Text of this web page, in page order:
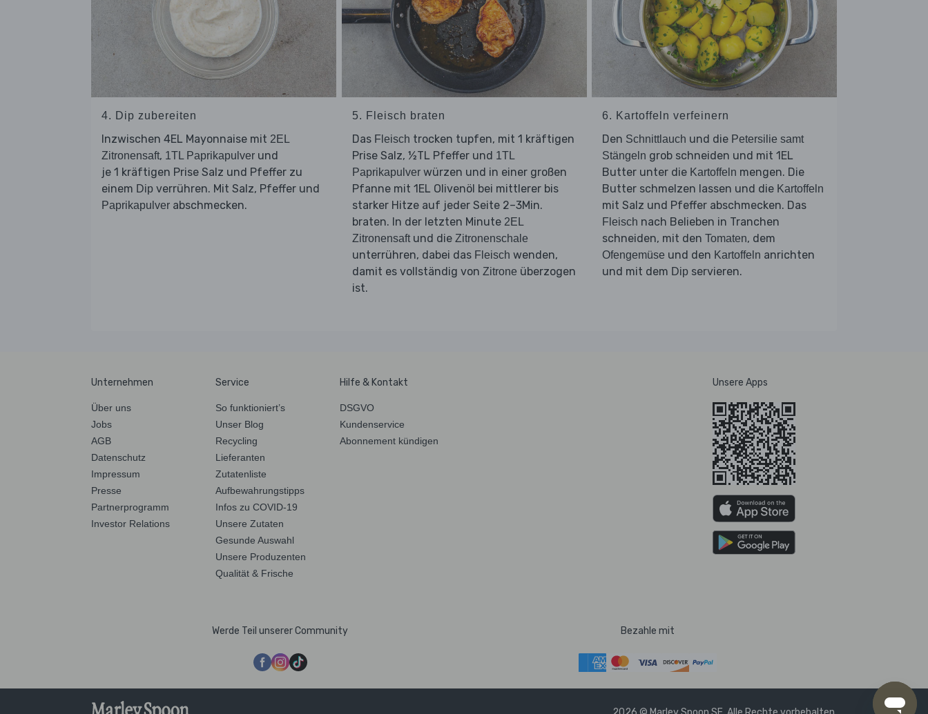
4. Dip zubereiten
Inzwischen 4EL Mayonnaise mit 2EL
Zitronensaft, 1TL Paprikapulver und
je 1 kräftigen Prise Salz und Pfeffer zu
einem Dip verrühren. Mit Salz, Pfeffer und
Paprikapulver abschmecken.
5. Fleisch braten
Das Fleisch trocken tupfen, mit 1 kräftigen
Prise Salz, ½TL Pfeffer und 1TL
Paprikapulverwürzen und in einer großen
Pfanne mit 1EL Olivenöl bei mittlerer bis
starker Hitze auf jeder Seite 2–3Min.
braten. In der letzten Minute 2EL
Zitronensaftund die Zitronenschale
unterrühren, dabei das Fleisch wenden,
damit es vollständig von Zitrone überzogen
ist.
6. Kartoffeln verfeinern
Den Schnittlauch und die Petersilie samt
Stängeln grob schneiden und mit 1EL
Butter unter die Kartoffeln mengen. Die
Butter schmelzen lassen und die Kartoffeln
mit Salz und Pfeffer abschmecken. Das
Fleisch nach Belieben in Tranchen
schneiden, mit den Tomaten, dem
Ofengemüse und den Kartoffeln anrichten
und mit dem Dip servieren.
Unternehmen
Über uns
Jobs
AGB
Datenschutz
Impressum
Presse
Partnerprogramm
Investor Relations
Service
So funktioniert’s
Unser Blog
Recycling
Lieferanten
Zutatenliste
Aufbewahrungstipps
Infos zu COVID-19
Unsere Zutaten
Gesunde Auswahl
Unsere Produzenten
Qualität & Frische
Hilfe & Kontakt
DSGVO
Kundenservice
Abonnement kündigen
Unsere Apps
Werde Teil unserer Community Bezahle mit